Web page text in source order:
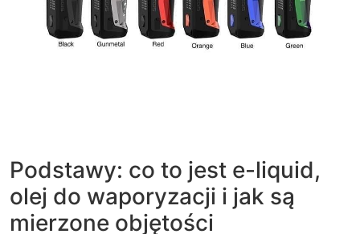
Podstawy: co to jest e-liquid,
olej do waporyzacji i jak są
mierzone objętości